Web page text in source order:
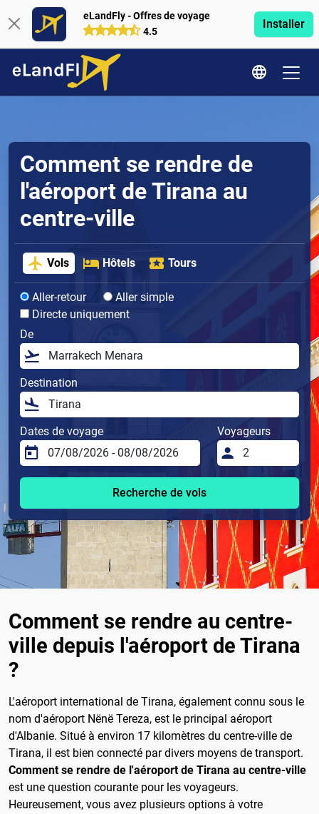
eLandFly - Offres de voyage
4.5
Installer
Comment se rendre de
l'aéroport de Tirana au
centre-ville
Vols Hôtels Tours
Aller-retour
Aller simple
Directe uniquement
De
Destination
Dates de voyage Voyageurs
Recherche de vols
Comment se rendre au centre-
ville depuis l'aéroport de Tirana
?
L'aéroport international de Tirana, également connu sous le
nom d'aéroport Nënë Tereza, est le principal aéroport
d'Albanie. Situé à environ 17 kilomètres du centre-ville de
Tirana, il est bien connecté par divers moyens de transport.
Comment se rendre de l'aéroport de Tirana au centre-ville
est une question courante pour les voyageurs.
Heureusement, vous avez plusieurs options à votre